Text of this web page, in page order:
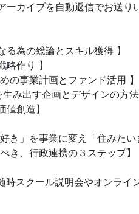
カイブを自動返信でお送り
為の総論とスキル獲得 】
作り 】
の事業計画とファンド活用 】
み出す企画とデザインの方法
創造】
」を事業に変え「住みたい
き、行政連携の３ステップ】
スクール説明会やオンライ